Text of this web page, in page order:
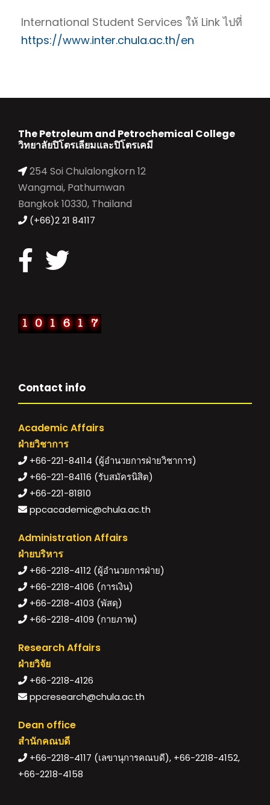
International Student Services ให้ Link ไปที่
https://www.inter.chula.ac.th/en
The Petroleum and Petrochemical College
วิทยาลัยปิโตรเลียมและปิโตรเคมี
254 Soi Chulalongkorn 12
Wangmai, Pathumwan
Bangkok 10330, Thailand
(+66)2 21 84117
Contact info
Academic Affairs
ฝ่ายวิชาการ
+66-221-84114 (ผู้อำนวยการฝ่ายวิชาการ)
+66-221-84116 (รับสมัครนิสิต)
+66-221-81810
ppcacademic@chula.ac.th
Administration Affairs
ฝ่ายบริหาร
+66-2218-4112 (ผู้อำนวยการฝ่าย)
+66-2218-4106 (การเงิน)
+66-2218-4103 (พัสดุ)
+66-2218-4109 (กายภาพ)
Research Affairs
ฝ่ายวิจัย
+66-2218-4126
ppcresearch@chula.ac.th
Dean office
สำนักคณบดี
+66-2218-4117 (เลขานุการคณบดี), +66-2218-4152,
+66-2218-4158